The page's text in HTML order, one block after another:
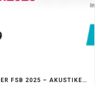
AKUSTIKKOMPETENZ AUF DER FSB 2025 – AKUSTIKELEMENTE FÜR DIE LEBENSRÄUME VON MORGEN